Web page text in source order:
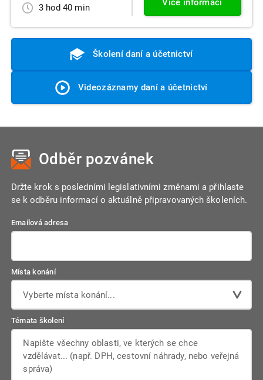
3 hod 40 min
Více informací
Školení daní a účetnictví
Videozáznamy daní a účetnictví
Odběr pozvánek
Držte krok s posledními legislativními změnami a přihlaste
se k odběru informací o aktuálně připravovaných školeních.
Emailová adresa
Místa konání
Vyberte místa konání...
Témata školení